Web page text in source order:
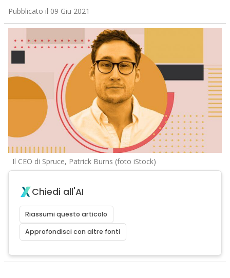
Pubblicato il 09 Giu 2021
Il CEO di Spruce, Patrick Burns (foto iStock)
Chiedi all'AI
Riassumi questo articolo
Approfondisci con altre fonti